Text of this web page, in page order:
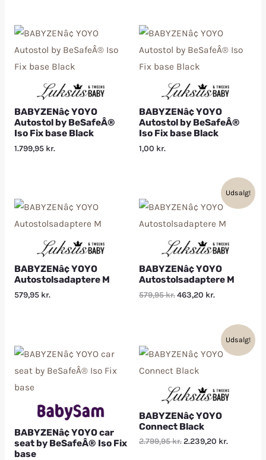
BABYZENâ¢ YOYO
Autostol by BeSafeÂ®
Iso Fix base Black
1.799,95 kr.
BABYZENâ¢ YOYO
Autostol by BeSafeÂ®
Iso Fix base Black
1,00 kr.
BABYZENâ¢ YOYO
Autostolsadaptere M
579,95 kr.
Udsalg!
BABYZENâ¢ YOYO
Autostolsadaptere M
579,95kr.463,20 kr.
BABYZENâ¢ YOYO car
seat by BeSafeÂ® Iso Fix
base
Udsalg!
BABYZENâ¢ YOYO
Connect Black
2.799,95kr.2.239,20 kr.